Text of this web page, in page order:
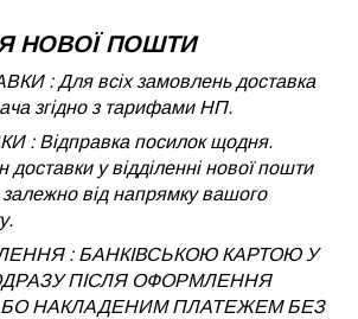
НОВОЇ ПОШТИ
: Для всіх замовлень доставка
згідно з тарифами НП.
: Відправка посилок щодня.
доставки у відділенні нової пошти
залежно від напрямку вашого
: БАНКІВСЬКОЮ КАРТОЮ У
ПІСЛЯ ОФОРМЛЕННЯ
НАКЛАДЕНИМ ПЛАТЕЖЕМ БЕЗ